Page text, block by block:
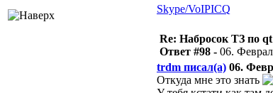
Skype/VoIPICQ
Re: Набросок ТЗ по
Ответ #98 - 06.
trdm писал(а) 06.
Откуда мне это знать